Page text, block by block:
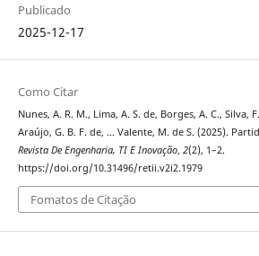
Publicado
2025-12-17
Como Citar
Nunes, A. R. M., Lima, A. S. de, Borges, A. C., Silva,
Araújo, G. B. F. de, … Valente, M. de S. (2025).
Revista De Engenharia, TI E Inovação, 2(2), 1–2.
https://doi.org/10.31496/retii.v2i2.1979
Fomatos de Citação